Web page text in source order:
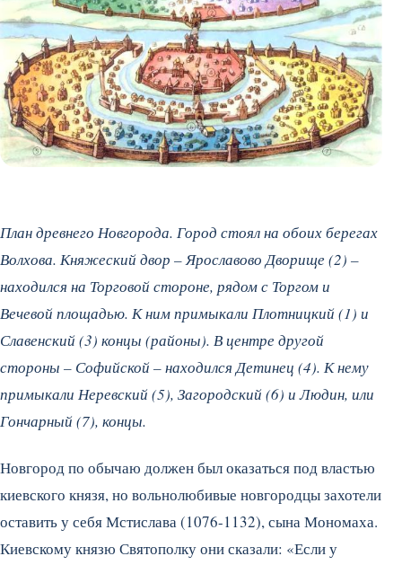
План древнего Новгорода. Город стоял на обоих берегах
Волхова. Княжеский двор – Ярославово Дворище (2) –
находился на Торговой стороне, рядом с Торгом и
Вечевой площадью. К ним примыкали Плотницкий (1) и
Славенский (3) концы (районы). В центре другой
стороны – Софийской – находился Детинец (4). К нему
примыкали Неревский (5), Загородский (6) и Людин, или
Гончарный (7), концы.
Новгород по обычаю должен был оказаться под властью
киевского князя, но вольнолюбивые новгородцы захотели
оставить у себя Мстислава (1076-1132), сына Мономаха.
Киевскому князю Святополку они сказали: «Если у